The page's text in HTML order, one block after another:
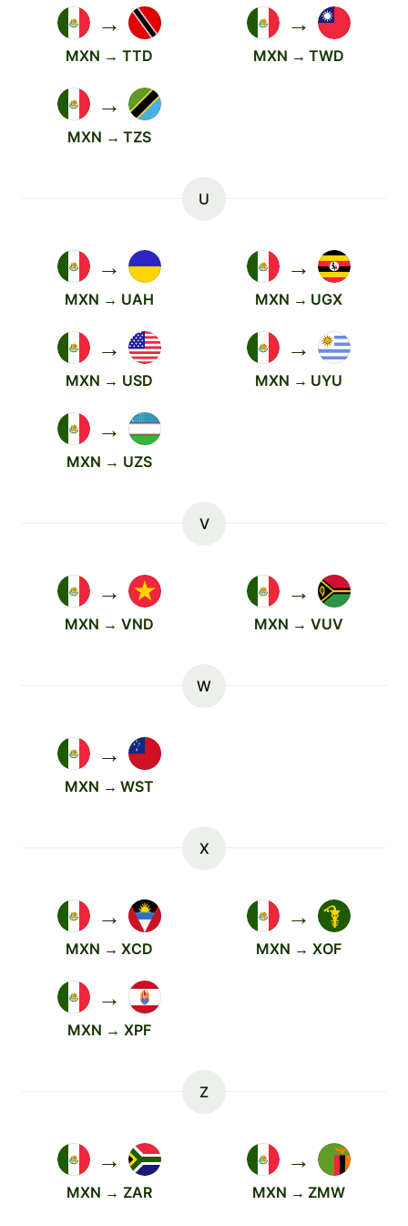
→
MXN → TTD
→
MXN → TWD
→
MXN → TZS
U
→
MXN → UAH
→
MXN → UGX
→
MXN → USD
→
MXN → UYU
→
MXN → UZS
V
→
MXN → VND
→
MXN → VUV
W
→
MXN → WST
X
→
MXN → XCD
→
MXN → XOF
→
MXN → XPF
Z
→
MXN → ZAR
→
MXN → ZMW